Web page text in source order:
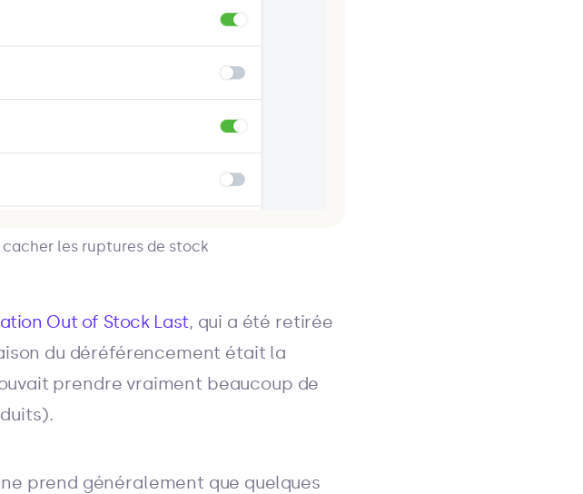
les ruptures de stock
Out of Stock Last, qui a été retirée
du déréférencement était la
prendre vraiment beaucoup de
prend généralement que quelques